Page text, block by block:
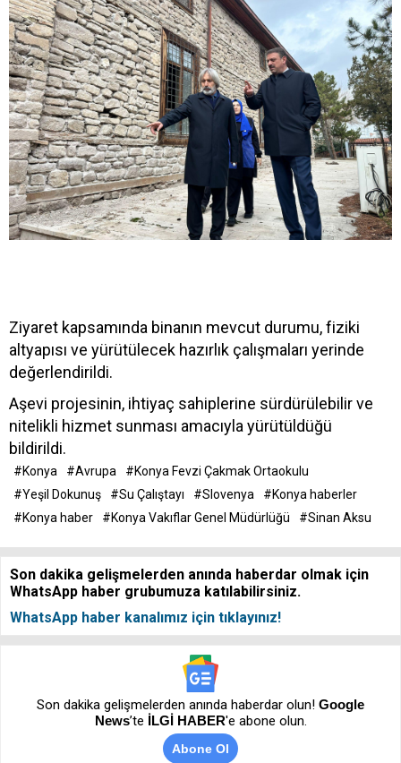
Ziyaret kapsamında binanın mevcut durumu, fiziki
altyapısı ve yürütülecek hazırlık çalışmaları yerinde
değerlendirildi.
Aşevi projesinin, ihtiyaç sahiplerine sürdürülebilir ve
nitelikli hizmet sunması amacıyla yürütüldüğü
bildirildi.
#Konya #Avrupa
#Konya Fevzi Çakmak Ortaokulu
#Yeşil Dokunuş
#Su Çalıştayı #Slovenya
#Konya haberler
#Konya haber
#Konya Vakıflar Genel Müdürlüğü #Sinan Aksu
Son dakika gelişmelerden anında haberdar olmak için
WhatsApp haber grubumuza katılabilirsiniz.
WhatsApp haber kanalımız için tıklayınız!
Son dakika gelişmelerden anında haberdar olun! Google
News’te İLGİ HABER'e abone olun.
Abone Ol